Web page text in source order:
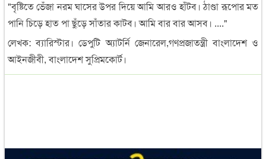
"বৃষ্টিতে ভেঁজা নরম ঘাসের উপর দিয়ে আমি আরও হাঁটব। ঠাণ্ডা রূপোর মত
পানি চিড়ে হাত পা ছুঁড়ে সাঁতার কাটব। আমি বার বার আসব। ...."
লেখক: ব্যারিস্টার। ডেপুটি অ্যাটর্নি জেনারেল,গণপ্রজাতন্ত্রী বাংলাদেশ ও
আইনজীবী, বাংলাদেশ সুপ্রিমকোর্ট।